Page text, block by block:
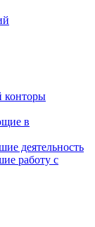
конторы
в
деятельность
работу с